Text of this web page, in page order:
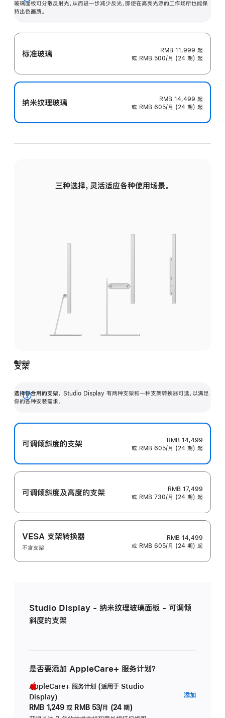
玻璃面板可分散反射光，从而进一步减少反光，即使在高亮光源的工作场所也能保
持出色画质。
展
开
标准玻璃 RMB 11,999 起
或 RMB 500/月 (24 期) 起
纳米纹理玻璃 RMB 14,499 起
或 RMB 605/月 (24 期) 起
三种选择，灵活适应各种使用场景。
支架
选择你合用的支架。 Studio Display 有两种支架和一种支架转换器可选，以满足
你的各种安装需求。
展
可调倾斜度的支架
RMB 14,499
或 RMB 605/月 (24 期) 起
可调倾斜度及高‍度的支‍架
RMB 17,499
或 RMB 730/月 (24 期) 起
VESA 支架转换器
不含支架
RMB 14,499
或 RMB 605/月 (24 期) 起
Studio Display - 纳米纹理玻璃面板 - 可调倾
斜度的支架
是否要添加 AppleCare+ 服务计划？
AppleCare+ 服务计划 (适用于 Studio
Display)
RMB 1,249 或 RMB 53/月 (24 期)
添加